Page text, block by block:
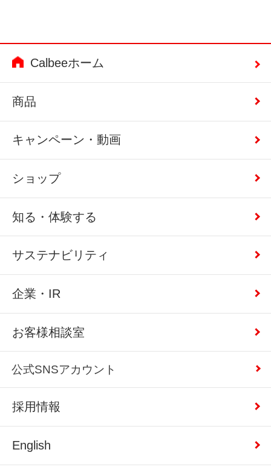
Calbeeホーム
商品
キャンペーン・動画
ショップ
知る・体験する
サステナビリティ
企業・IR
お客様相談室
公式SNSアカウント
採用情報
English